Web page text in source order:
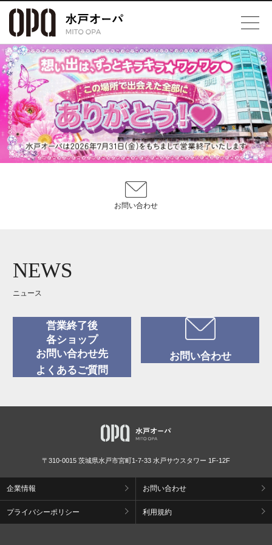
お問い合わせ
NEWS
ニュース
営業終了後
各ショップ
お問い合わせ先
お問い合わせ
よくあるご質問
〒310-0015 茨城県水戸市宮町1-7-33 水戸サウスタワー 1F-12F
企業情報 お問い合わせ
プライバシーポリシー 利用規約